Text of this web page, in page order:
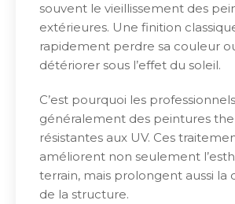
souvent le vieillissement des
extérieures. Une finition
rapidement perdre sa couleur
détériorer sous l’effet du soleil.
C’est pourquoi les
généralement des peintures
résistantes aux UV. Ces
améliorent non seulement
terrain, mais prolongent aussi la
de la structure.